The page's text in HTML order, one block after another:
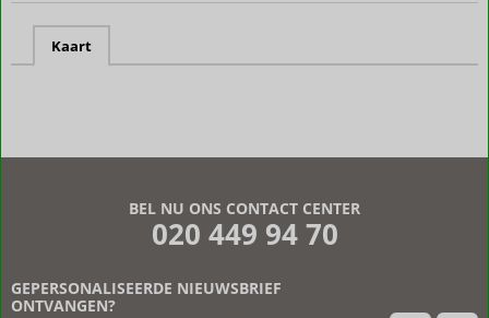
Kaart
BEL NU ONS CONTACT CENTER
020 449 94 70
GEPERSONALISEERDE NIEUWSBRIEF
ONTVANGEN?